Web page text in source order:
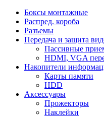
Боксы монтажные
Распред. короба
Разъемы
Передача и защита
Пассивные
HDMI, VGA
Накопители
Карты памяти
HDD
Аксессуары
Прожекторы
Наклейки